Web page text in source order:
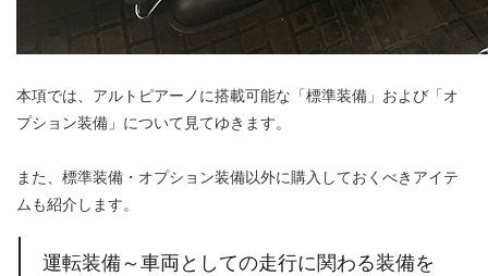
本項では、アルトピアーノに搭載可能な「標準装備」および「オ
プション装備」について見てゆきます。
また、標準装備・オプション装備以外に購入しておくべきアイテ
ムも紹介します。
運転装備～車両としての走行に関わる装備を